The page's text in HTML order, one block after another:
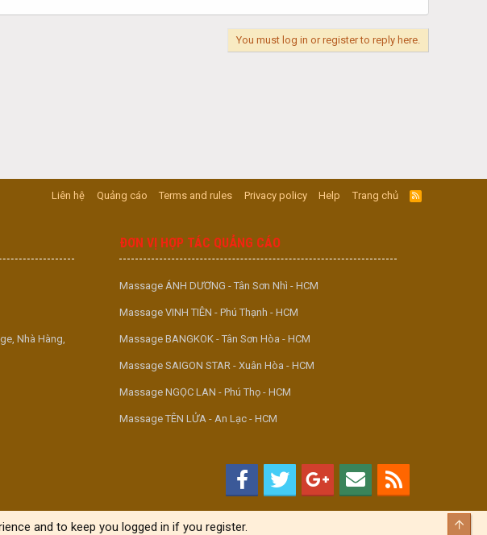
You must log in or register to reply here.
Liên hệ Quảng cáo Terms and rules Privacy policy Help Trang chủ
R
S
Nhà Hàng,
ĐƠN VỊ HỢP TÁC QUẢNG CÁO
Massage ÁNH DƯƠNG - Tân Sơn Nhì - HCM
Massage VINH TIÊN - Phú Thạnh - HCM
Massage BANGKOK - Tân Sơn Hòa - HCM
Massage SAIGON STAR - Xuân Hòa - HCM
Massage NGỌC LAN - Phú Thọ - HCM
Massage TÊN LỬA - An Lạc - HCM
and to keep you logged in if you register. Top